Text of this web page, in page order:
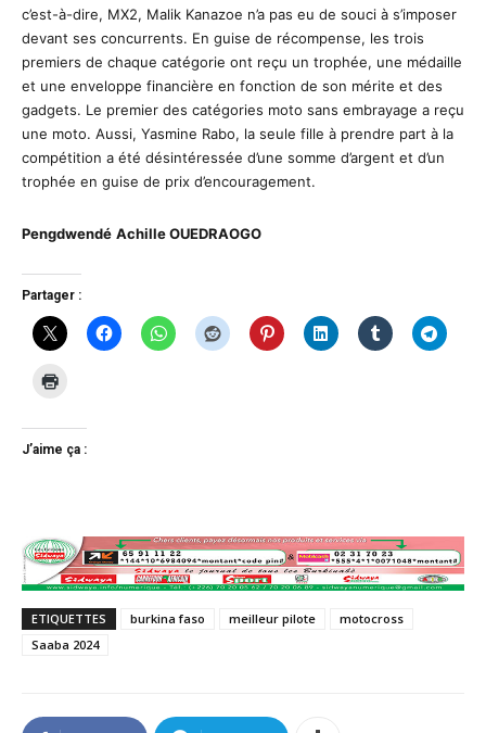
c’est-à-dire, MX2, Malik Kanazoe n’a pas eu de souci à s’imposer
devant ses concurrents. En guise de récompense, les trois
premiers de chaque catégorie ont reçu un trophée, une médaille
et une enveloppe financière en fonction de son mérite et des
gadgets. Le premier des catégories moto sans embrayage a reçu
une moto. Aussi, Yasmine Rabo, la seule fille à prendre part à la
compétition a été désintéressée d’une somme d’argent et d’un
trophée en guise de prix d’encouragement.
Pengdwendé Achille OUEDRAOGO
Partager :
J’aime ça :
ETIQUETTES burkina faso meilleur pilote
motocross
Saaba 2024